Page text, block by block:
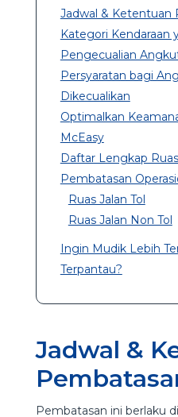
Jadwal & Ketentuan
Kategori Kendaraan
Pengecualian
Persyaratan bagi
Dikecualikan
Optimalkan
McEasy
Daftar Lengkap
Pembatasan
Ruas Jalan Tol
Ruas Jalan Non Tol
Ingin Mudik Lebih
Terpantau?
Jadwal &
Pembatasan ini berlaku